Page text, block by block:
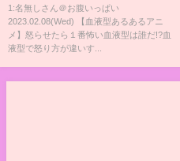
血液型で怒り方が違いすぎる!?
【AMPTAKxCOLORS】【アン
プタック】
1:名無しさん＠お腹いっぱい
2023.02.08(Wed) 【血液型あるあるアニ
メ】怒らせたら１番怖い血液型は誰だ!?血
液型で怒り方が違いす...